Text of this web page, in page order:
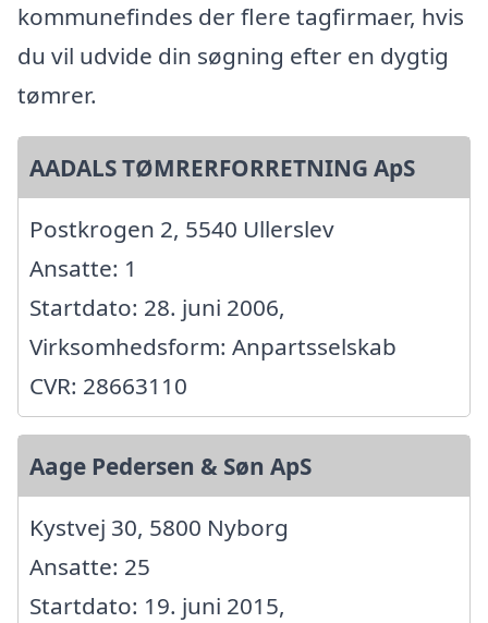
kommunefindes der flere tagfirmaer, hvis
du vil udvide din søgning efter en dygtig
tømrer.
AADALS TØMRERFORRETNING ApS
Postkrogen 2, 5540 Ullerslev
Ansatte: 1
Startdato: 28. juni 2006,
Virksomhedsform: Anpartsselskab
CVR: 28663110
Aage Pedersen & Søn ApS
Kystvej 30, 5800 Nyborg
Ansatte: 25
Startdato: 19. juni 2015,